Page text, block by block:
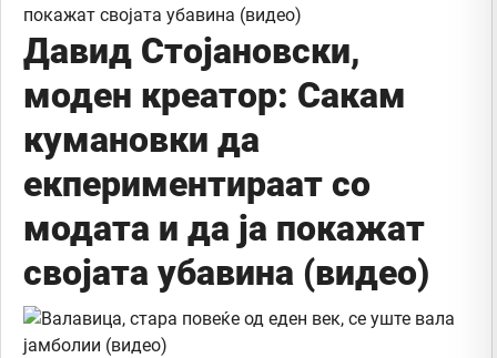
Давид Стојановски,
моден креатор: Сакам
кумановки да
екпериментираат со
модата и да ја покажат
својата убавина (видео)